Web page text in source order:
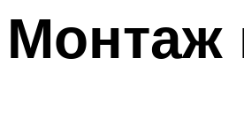
Монтаж